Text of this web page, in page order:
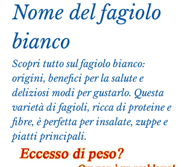
Nome del fagiolo
bianco
Scopri tutto sul fagiolo bianco:
origini, benefici per la salute e
deliziosi modi per gustarlo. Questa
varietà di fagioli, ricca di proteine e
fibre, è perfetta per insalate, zuppe e
piatti principali.